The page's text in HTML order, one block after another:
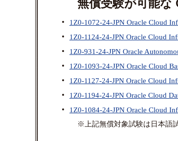
無償受験が可能な
1Z0-1072-24-JPN Oracle Cloud
1Z0-1124-24-JPN Oracle Cloud
1Z0-931-24-JPN Oracle
1Z0-1093-24-JPN Oracle Cloud
1Z0-1127-24-JPN Oracle Cloud
1Z0-1194-24-JPN Oracle Cloud
1Z0-1084-24-JPN Oracle Cloud
※上記無償対象試験は日本語